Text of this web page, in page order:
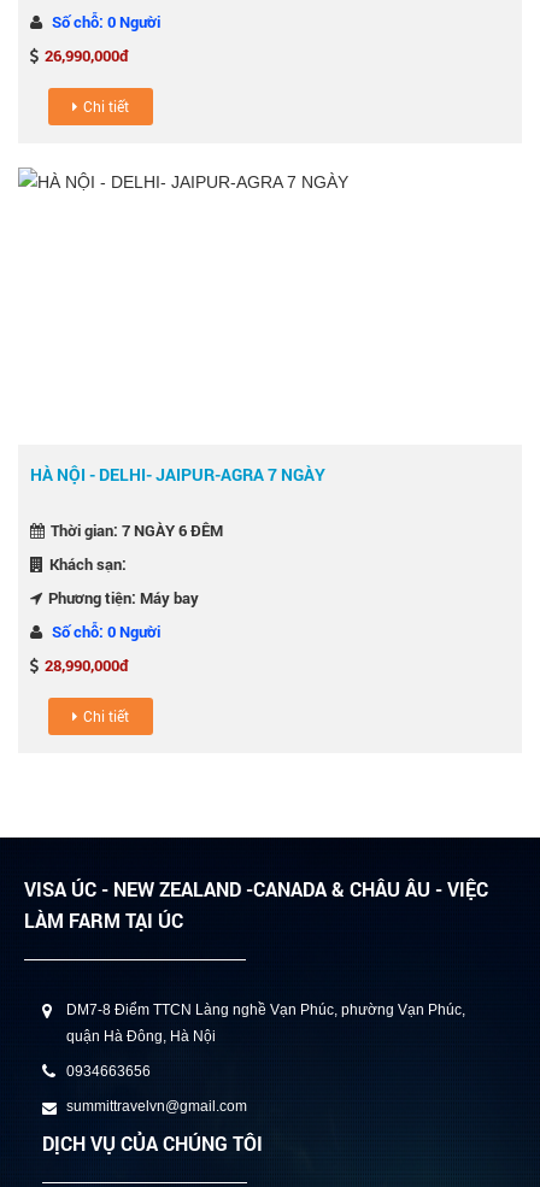
Số chỗ: 0 Người
26,990,000đ
Chi tiết
HÀ NỘI - DELHI- JAIPUR-AGRA 7 NGÀY
Thời gian: 7 NGÀY 6 ĐÊM
Khách sạn:
Phương tiện: Máy bay
Số chỗ: 0 Người
28,990,000đ
Chi tiết
VISA ÚC - NEW ZEALAND -CANADA & CHÂU ÂU - VIỆC
LÀM FARM TẠI ÚC
DM7-8 Điểm TTCN Làng nghề Vạn Phúc, phường Vạn Phúc,
quận Hà Đông, Hà Nội
0934663656
summittravelvn@gmail.com
DỊCH VỤ CỦA CHÚNG TÔI